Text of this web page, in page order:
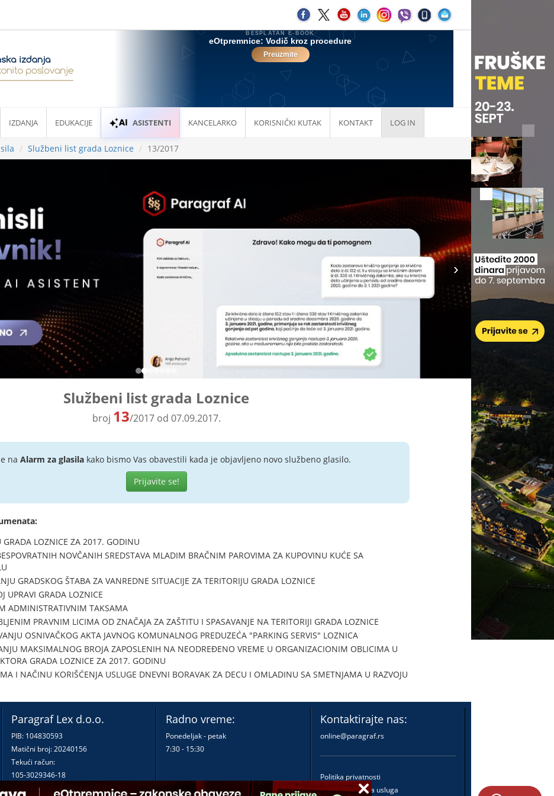
IZDANJA EDUKACIJE ASISTENTI KANCELARKO KORISNIČKI KUTAK KONTAKT LOG IN
Službeni list grada Loznice 13/2017
Službeni list grada Loznice
broj 13/2017 od 07.09.2017.
na Alarm za glasilakako bismo Vas obavestili kada je objavljeno novo službeno glasilo.
Prijavite se!
GRADA LOZNICE ZA 2017. GODINU
NOVČANIH SREDSTAVA MLADIM BRAČNIM PAROVIMA ZA KUPOVINU KUĆE SA
GRADSKOG ŠTABA ZA VANREDNE SITUACIJE ZA TERITORIJU GRADA LOZNICE
UPRAVI GRADA LOZNICE
ADMINISTRATIVNIM TAKSAMA
PRAVNIM LICIMA OD ZNAČAJA ZA ZAŠTITU I SPASAVANJE NA TERITORIJI GRADA LOZNICE
OSNIVAČKOG AKTA JAVNOG KOMUNALNOG PREDUZEĆA "PARKING SERVIS" LOZNICA
MAKSIMALNOG BROJA ZAPOSLENIH NA NEODREĐENO VREME U ORGANIZACIONIM OBLICIMA U
GRADA LOZNICE ZA 2017. GODINU
I NAČINU KORIŠĆENJA USLUGE DNEVNI BORAVAK ZA DECU I OMLADINU SA SMETNJAMA U RAZVOJU
Paragraf Lex d.o.o.
PIB: 104830593
Matični broj: 20240156
Tekući račun:
105-3029346-18
160-0000000380290-23
Radno vreme:
Ponedeljak - petak
7:30 - 15:30
Kontaktirajte nas:
online@paragraf.rs
Politika privatnosti
Politika pružanja usluga